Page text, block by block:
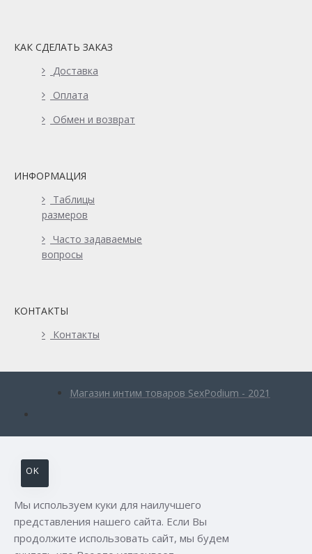
КАК СДЕЛАТЬ ЗАКАЗ
Доставка
Оплата
Обмен и возврат
ИНФОРМАЦИЯ
Таблицы
размеров
Часто задаваемые
вопросы
КОНТАКТЫ
Контакты
Магазин интим товаров SexPodium - 2021
OK
Мы используем куки для наилучшего
представления нашего сайта. Если Вы
продолжите использовать сайт, мы будем